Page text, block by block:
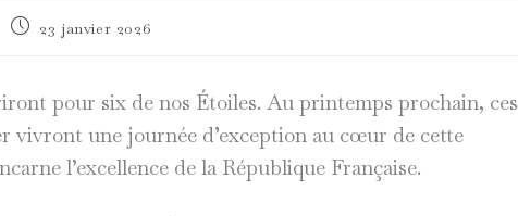
Publication
23 janvier 2026
pour six de nos Étoiles. Au printemps prochain, ces
vivront une journée d’exception au cœur de cette
l’excellence de la République Française.